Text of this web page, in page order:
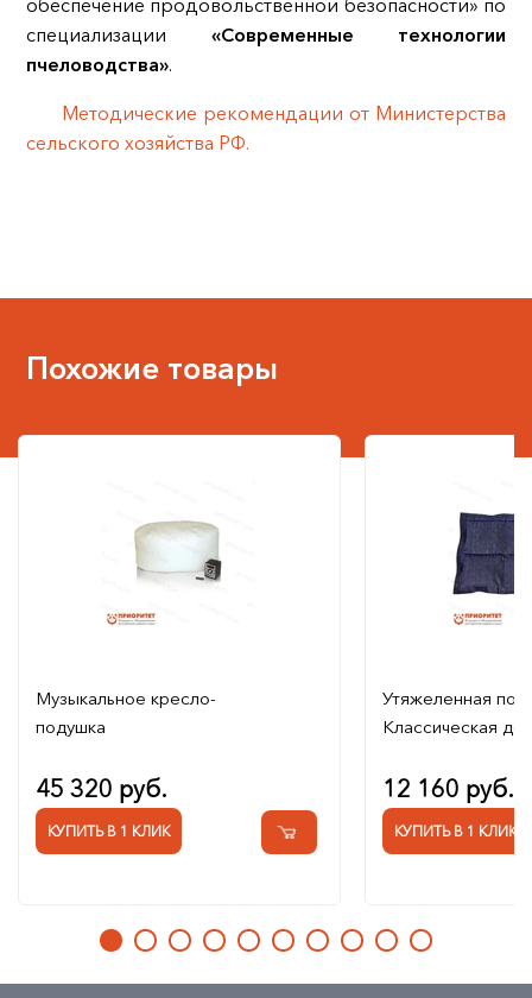
обеспечение продовольственной безопасности» по
специализации «Современные технологии
пчеловодства».
Методические рекомендации от Министерства
сельского хозяйства РФ.
Похожие товары
Музыкальное кресло-
подушка
45 320 руб.
КУПИТЬ В 1 КЛИК
Утяжеленная
Классическая
12 160 руб.
КУПИТЬ В 1 КЛИК